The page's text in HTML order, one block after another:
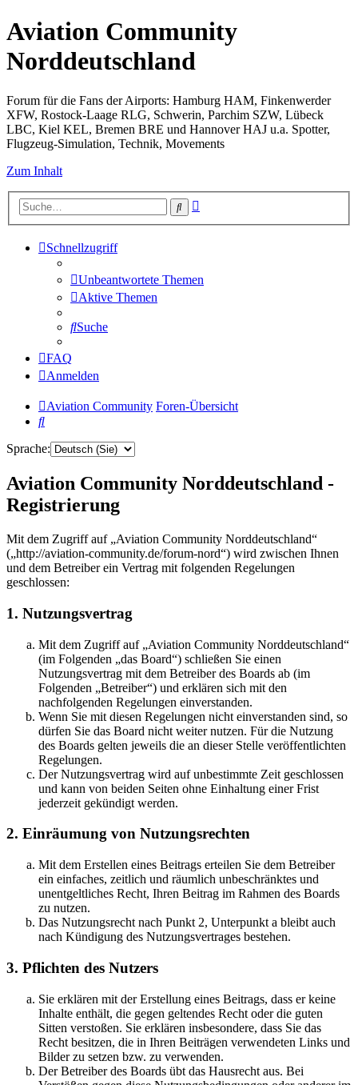
Aviation Community
Norddeutschland
Forum für die Fans der Airports: Hamburg HAM, Finkenwerder
XFW, Rostock-Laage RLG, Schwerin, Parchim SZW, Lübeck
LBC, Kiel KEL, Bremen BRE und Hannover HAJ u.a. Spotter,
Flugzeug-Simulation, Technik, Movements
Zum Inhalt
Suche
Schnellzugriff
Unbeantwortete Themen
Aktive Themen
Suche
FAQ
Anmelden
Aviation Community Foren-Übersicht
Suche
Sprache:
Aviation Community Norddeutschland -
Registrierung
Mit dem Zugriff auf „Aviation Community Norddeutschland“
(„http://aviation-community.de/forum-nord“) wird zwischen Ihnen
und dem Betreiber ein Vertrag mit folgenden Regelungen
geschlossen:
1. Nutzungsvertrag
Mit dem Zugriff auf „Aviation Community Norddeutschland“
(im Folgenden „das Board“) schließen Sie einen
Nutzungsvertrag mit dem Betreiber des Boards ab (im
Folgenden „Betreiber“) und erklären sich mit den
nachfolgenden Regelungen einverstanden.
Wenn Sie mit diesen Regelungen nicht einverstanden sind, so
dürfen Sie das Board nicht weiter nutzen. Für die Nutzung
des Boards gelten jeweils die an dieser Stelle veröffentlichten
Regelungen.
Der Nutzungsvertrag wird auf unbestimmte Zeit geschlossen
und kann von beiden Seiten ohne Einhaltung einer Frist
jederzeit gekündigt werden.
2. Einräumung von Nutzungsrechten
Mit dem Erstellen eines Beitrags erteilen Sie dem Betreiber
ein einfaches, zeitlich und räumlich unbeschränktes und
unentgeltliches Recht, Ihren Beitrag im Rahmen des Boards
zu nutzen.
Das Nutzungsrecht nach Punkt 2, Unterpunkt a bleibt auch
nach Kündigung des Nutzungsvertrages bestehen.
3. Pflichten des Nutzers
Sie erklären mit der Erstellung eines Beitrags, dass er keine
Inhalte enthält, die gegen geltendes Recht oder die guten
Sitten verstoßen. Sie erklären insbesondere, dass Sie das
Recht besitzen, die in Ihren Beiträgen verwendeten Links und
Bilder zu setzen bzw. zu verwenden.
Der Betreiber des Boards übt das Hausrecht aus. Bei